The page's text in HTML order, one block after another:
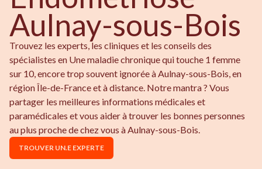
Aulnay-sous-Bois
Trouvez les experts, les cliniques et les conseils des
spécialistes en Une maladie chronique qui touche 1 femme
sur 10, encore trop souvent ignorée à Aulnay-sous-Bois, en
région Île-de-France et à distance. Notre mantra ? Vous
partager les meilleures informations médicales et
paramédicales et vous aider à trouver les bonnes personnes
au plus proche de chez vous à Aulnay-sous-Bois.
TROUVER UN.E EXPERTE